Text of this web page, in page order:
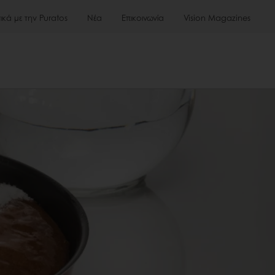
με την Puratos Νέα Επικοινωνία Vision Magazines